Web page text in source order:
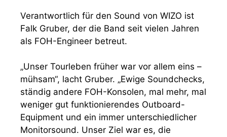
Verantwortlich für den Sound von WIZO ist
Falk Gruber, der die Band seit vielen Jahren
als FOH-Engineer betreut.
„Unser Tourleben früher war vor allem eins –
mühsam“, lacht Gruber. „Ewige Soundchecks,
ständig andere FOH-Konsolen, mal mehr, mal
weniger gut funktionierendes Outboard-
Equipment und ein immer unterschiedlicher
Monitorsound. Unser Ziel war es, die